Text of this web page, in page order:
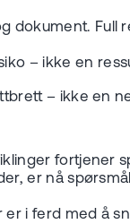
dokument. Full
– ikke en
– ikke en
fortjener
er nå
i ferd med å